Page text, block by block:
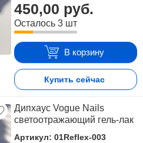
450,00 руб.
Осталось 3 шт
В корзину
Купить сейчас
Дипхаус Vogue Nails
светоотражающий гель-лак
Артикул: 01Reflex-003